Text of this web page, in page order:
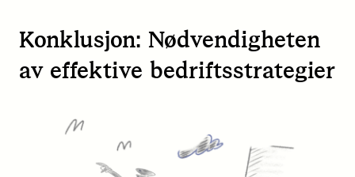
Konklusjon: Nødvendigheten
av effektive bedriftsstrategier